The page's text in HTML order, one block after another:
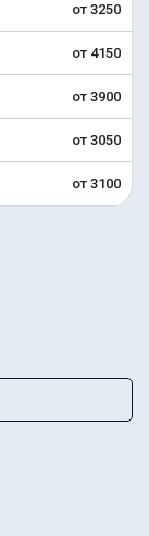
от 3250
от 4150
от 3900
от 3050
от 3100